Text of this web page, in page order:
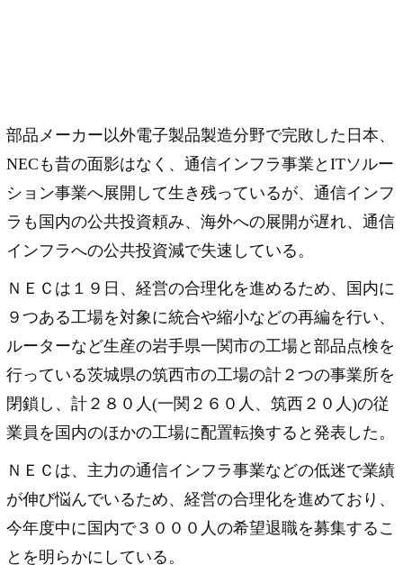
部品メーカー以外電子製品製造分野で完敗した日本、
NECも昔の面影はなく、通信インフラ事業とITソルー
ション事業へ展開して生き残っているが、通信インフ
ラも国内の公共投資頼み、海外への展開が遅れ、通信
インフラへの公共投資減で失速している。
ＮＥＣは１９日、経営の合理化を進めるため、国内に
９つある工場を対象に統合や縮小などの再編を行い、
ルーターなど生産の岩手県一関市の工場と部品点検を
行っている茨城県の筑西市の工場の計２つの事業所を
閉鎖し、計２８０人(一関２６０人、筑西２０人)の従
業員を国内のほかの工場に配置転換すると発表した。
ＮＥＣは、主力の通信インフラ事業などの低迷で業績
が伸び悩んでいるため、経営の合理化を進めており、
今年度中に国内で３０００人の希望退職を募集するこ
とを明らかにしている。